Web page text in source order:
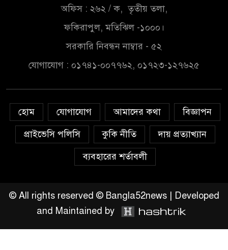
বাংলাদেশে বর্তমানে স্থিতিশীল
এখনই উপযুক্ত সময়
সরকার,প্রবাসীদের বিনিয়োগের
চাঁদপুরে মাটির নিচে গাঁজার ড্রাম,
মাদক কারবারি আটক
লুটপাট ও পাচারমুখী বাজেট
সংশোধনের দাবিতে ফরিদগঞ্জে
উঠান বৈঠক
অফিস : ২৬২ / ক, তৃতীয় তলা,
ফকিরাপুল, মতিঝিল -১০০০।
সরকারি নিবন্ধন নাম্বার - ৫২
যোগাযোগ : ০১৭৪১-০০৭৭৬২, ০১৭২৩-১২৭৬২৫
হোম যোগাযোগ আমাদের কথা
বিজ্ঞাপন
প্রাইভেসি পলিসি
কুকি নীতি
দায় প্রত্যাখ্যান
ব্যবহারের শর্তাবলী
© All rights reserved © Bangla52news | Developed
and Maintained by